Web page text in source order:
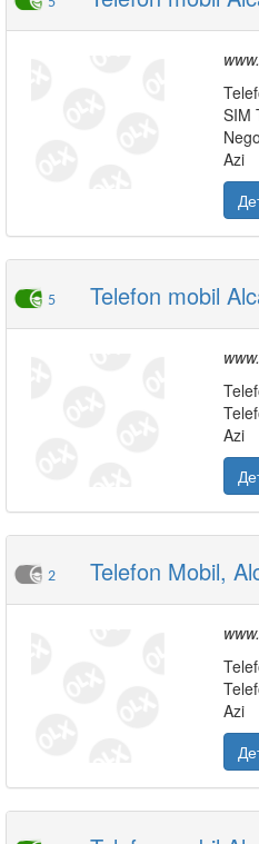
SIM
Azi
5 Telefon mobil
Azi
2 Telefon Mobil,
Azi